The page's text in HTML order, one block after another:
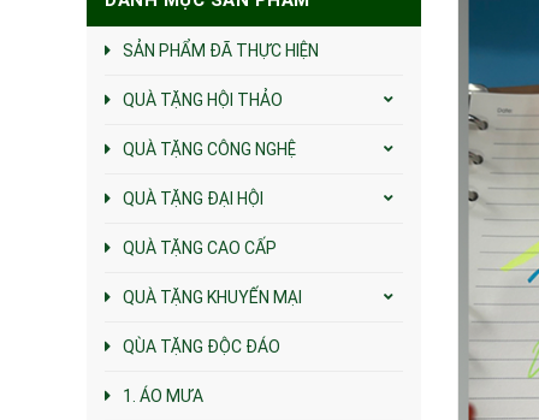
SẢN PHẨM ĐÃ THỰC HIỆN
QUÀ TẶNG HỘI THẢO
QUÀ TẶNG CÔNG NGHỆ
QUÀ TẶNG ĐẠI HỘI
QUÀ TẶNG CAO CẤP
QUÀ TẶNG KHUYẾN MẠI
QÙA TẶNG ĐỘC ĐÁO
1. ÁO MƯA